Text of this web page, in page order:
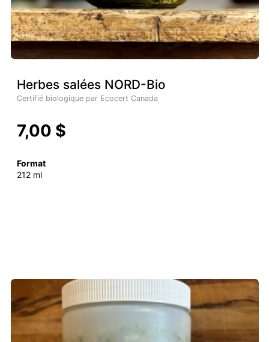
Herbes salées NORD-Bio
Certifié biologique par Ecocert Canada
7,00 $
Format
212 ml